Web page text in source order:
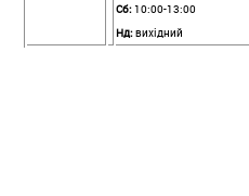
Сб:10:00-13:00
Нд:вихідний